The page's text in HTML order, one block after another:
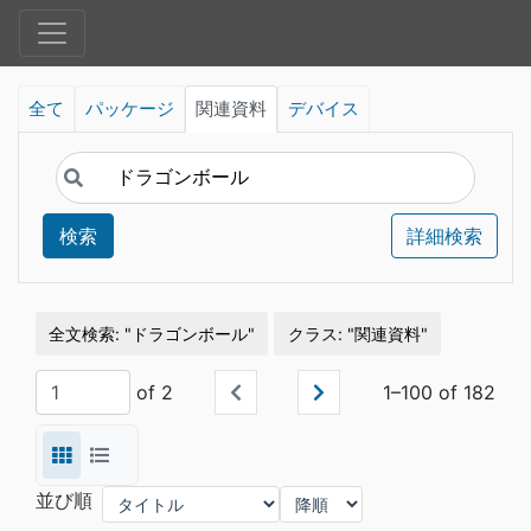
全て パッケージ 関連資料 デバイス
検索 詳細検索
全文検索 ドラゴンボール クラス 関連資料
of 2 1–100 of 182
並び順